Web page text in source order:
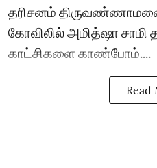
தரிசனம்
கோவிலில் அமித்ஷா சாமி
காட்சிகளை காண்போம்....
Read